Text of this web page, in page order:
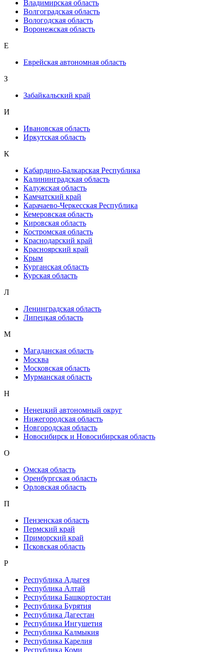
Владимирская область
Волгоградская область
Вологодская область
Воронежская область
Е
Еврейская автономная область
З
Забайкальский край
И
Ивановская область
Иркутская область
К
Кабардино-Балкарская Республика
Калининградская область
Калужская область
Камчатский край
Карачаево-Черкесская Республика
Кемеровская область
Кировская область
Костромская область
Краснодарский край
Красноярский край
Крым
Курганская область
Курская область
Л
Ленинградская область
Липецкая область
М
Магаданская область
Москва
Московская область
Мурманская область
Н
Ненецкий автономный округ
Нижегородская область
Новгородская область
Новосибирск и Новосибирская область
О
Омская область
Оренбургская область
Орловская область
П
Пензенская область
Пермский край
Приморский край
Псковская область
Р
Республика Адыгея
Республика Алтай
Республика Башкортостан
Республика Бурятия
Республика Дагестан
Республика Ингушетия
Республика Калмыкия
Республика Карелия
Республика Коми